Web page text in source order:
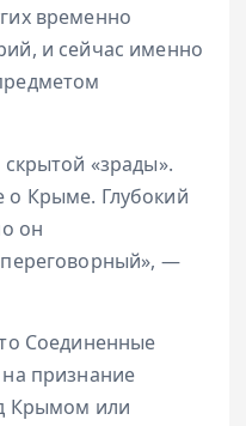
временно
и сейчас именно
«зрады».
Крыме. Глубокий
он
—
Соединенные
признание
Крымом или